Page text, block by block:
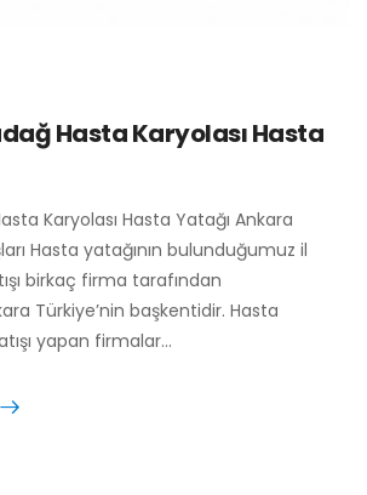
Hasta Karyolası Hasta
Karyolası Hasta Yatağı Ankara
Hasta yatağının bulunduğumuz il
birkaç firma tarafından
Türkiye’nin başkentidir. Hasta
yapan firmalar…